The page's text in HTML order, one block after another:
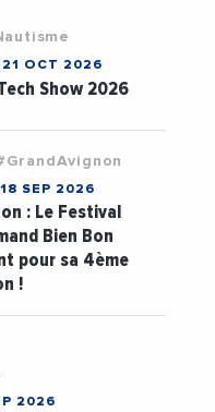
21 OCT 2026
Show 2026
18 SEP 2026
: Le Festival
Bien Bon
pour sa 4ème
!
2026